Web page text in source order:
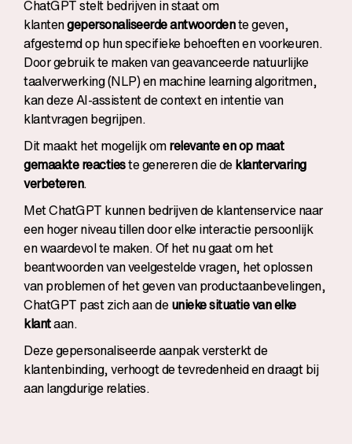
ChatGPT stelt bedrijven in staat om
klantengepersonaliseerde antwoordente geven,
afgestemd op hun specifieke behoeften en voorkeuren.
Door gebruik te maken van geavanceerde natuurlijke
taalverwerking (NLP) en machine learning algoritmen,
kan deze AI-assistent de context en intentie van
klantvragen begrijpen.
Dit maakt het mogelijk omrelevante en op maat
gemaakte reactieste genereren die deklantervaring
verbeteren.
Met ChatGPT kunnen bedrijven de klantenservice naar
een hoger niveau tillen door elke interactie persoonlijk
en waardevol te maken. Of het nu gaat om het
beantwoorden van veelgestelde vragen, het oplossen
van problemen of het geven van productaanbevelingen,
ChatGPT past zich aan deunieke situatie van elke
klantaan.
Deze gepersonaliseerde aanpak versterkt de
klantenbinding, verhoogt de tevredenheid en draagt bij
aan langdurige relaties.